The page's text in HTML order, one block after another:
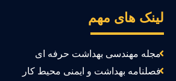
های مهم
مجله مهندسی بهداشت حرفه ای
فصلنامه بهداشت و ایمنی محیط کار